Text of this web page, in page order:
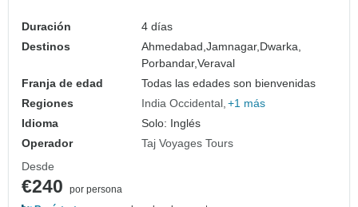
Duración
4 días
Destinos
Ahmedabad,Jamnagar, Dwarka,
Porbandar,Veraval
Franja de edad
Todas las edades son bienvenidas
Regiones
India Occidental +1 más
Idioma
Solo: Inglés
Operador
Taj Voyages Tours
Desde
€240
por persona